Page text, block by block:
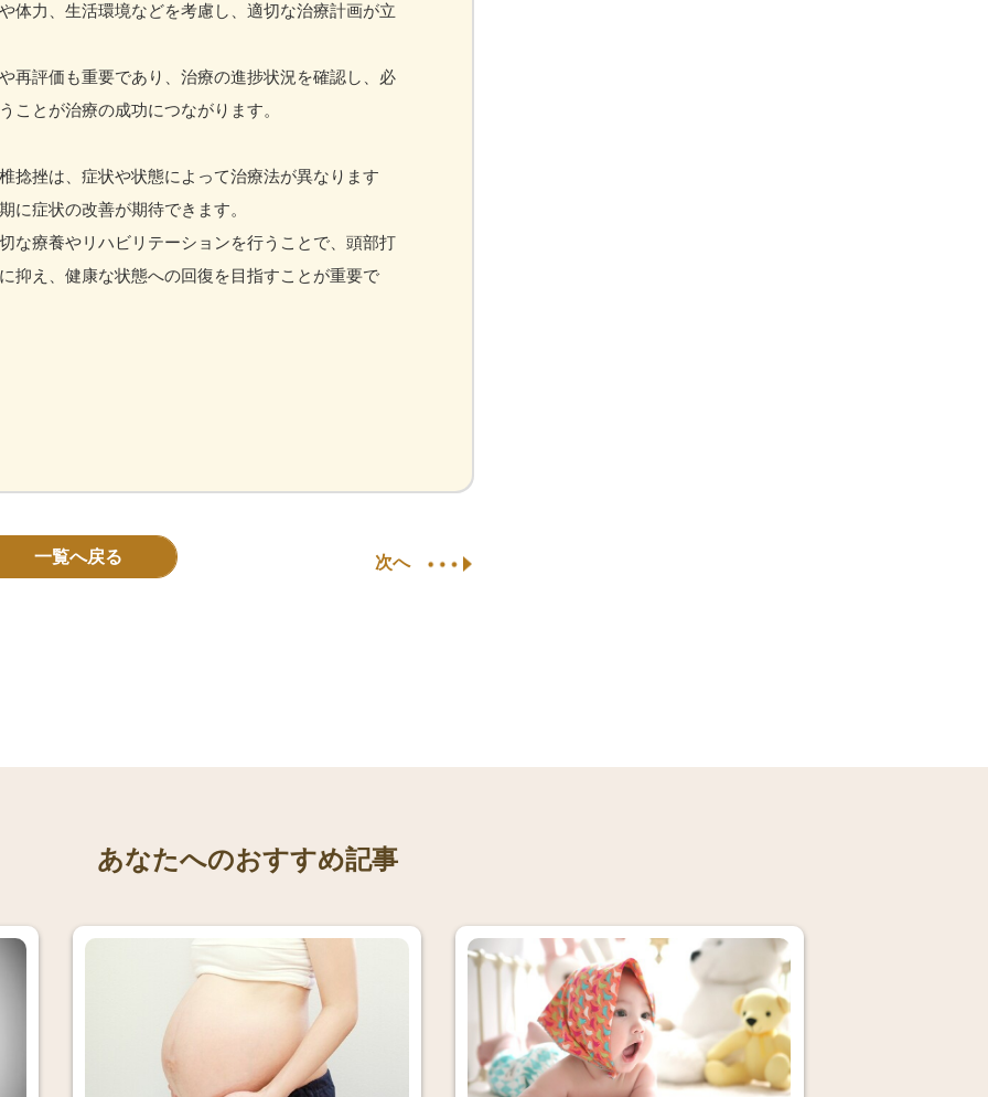
体力、生活環境などを考慮し、適切な治療計画が立
再評価も重要であり、治療の進捗状況を確認し、必
ことが治療の成功につながります。
捻挫は、症状や状態によって治療法が異なります
に症状の改善が期待できます。
な療養やリハビリテーションを行うことで、頭部打
抑え、健康な状態への回復を目指すことが重要で
一覧へ戻る 次へ
あなたへのおすすめ記事